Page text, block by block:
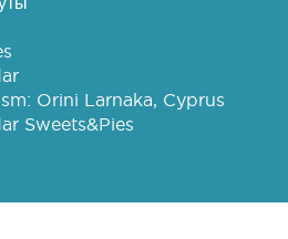
Orini Larnaka, Cyprus
Sweets&Pies